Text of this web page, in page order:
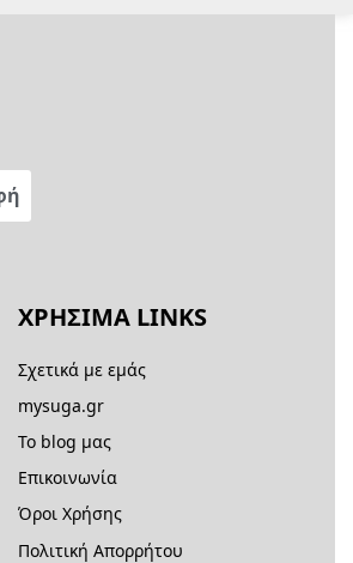
ΧΡΗΣΙΜΑ LINKS
Σχετικά με εμάς
mysuga.gr
Το blog μας
Επικοινωνία
Όροι Χρήσης
Πολιτική Απορρήτου